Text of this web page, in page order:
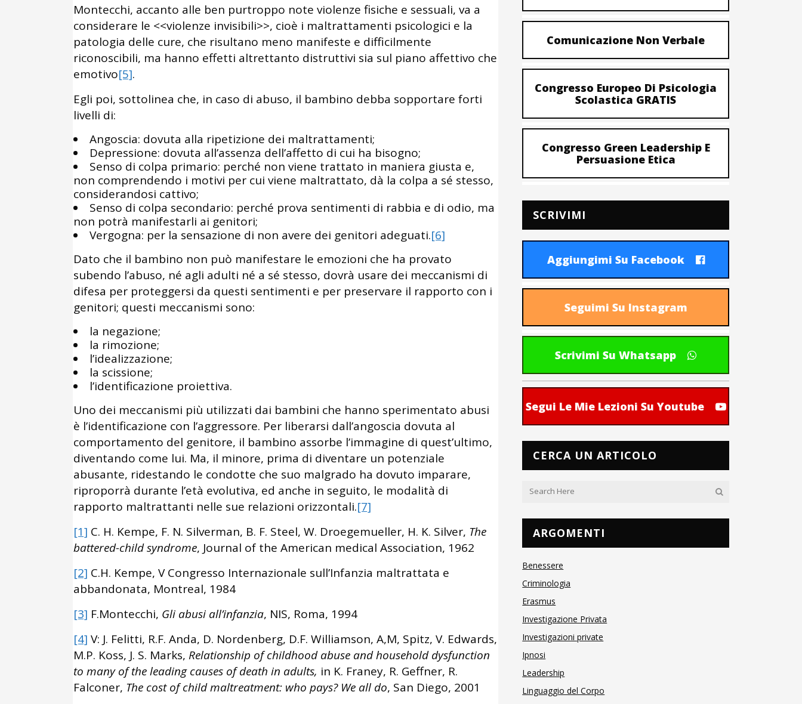
Montecchi, accanto alle ben purtroppo note violenze fisiche e sessuali, va a
considerare le <<violenze invisibili>>, cioè i maltrattamenti psicologici e la
patologia delle cure, che risultano meno manifeste e difficilmente
riconoscibili, ma hanno effetti altrettanto distruttivi sia sul piano affettivo che
emotivo[5].
Egli poi, sottolinea che, in caso di abuso, il bambino debba sopportare forti
livelli di:
Angoscia: dovuta alla ripetizione dei maltrattamenti;
Depressione: dovuta all’assenza dell’affetto di cui ha bisogno;
Senso di colpa primario: perché non viene trattato in maniera giusta e,
non comprendendo i motivi per cui viene maltrattato, dà la colpa a sé stesso,
considerandosi cattivo;
Senso di colpa secondario: perché prova sentimenti di rabbia e di odio, ma
non potrà manifestarli ai genitori;
Vergogna: per la sensazione di non avere dei genitori adeguati.[6]
Dato che il bambino non può manifestare le emozioni che ha provato
subendo l’abuso, né agli adulti né a sé stesso, dovrà usare dei meccanismi di
difesa per proteggersi da questi sentimenti e per preservare il rapporto con i
genitori; questi meccanismi sono:
la negazione;
la rimozione;
l’idealizzazione;
la scissione;
l’identificazione proiettiva.
Uno dei meccanismi più utilizzati dai bambini che hanno sperimentato abusi
è l’identificazione con l’aggressore. Per liberarsi dall’angoscia dovuta al
comportamento del genitore, il bambino assorbe l’immagine di quest’ultimo,
diventando come lui. Ma, il minore, prima di diventare un potenziale
abusante, ridestando le condotte che suo malgrado ha dovuto imparare,
riproporrà durante l’età evolutiva, ed anche in seguito, le modalità di
rapporto maltrattanti nelle sue relazioni orizzontali.[7]
[1] C. H. Kempe, F. N. Silverman, B. F. Steel, W. Droegemueller, H. K. Silver, The
battered-child syndrome, Journal of the American medical Association, 1962
[2] C.H. Kempe, V Congresso Internazionale sull’Infanzia maltrattata e
abbandonata, Montreal, 1984
[3] F.Montecchi, Gli abusi all’infanzia, NIS, Roma, 1994
[4] V: J. Felitti, R.F. Anda, D. Nordenberg, D.F. Williamson, A,M, Spitz, V. Edwards,
M.P. Koss, J. S. Marks, Relationship of childhood abuse and household dysfunction
to many of the leading causes of death in adults, in K. Franey, R. Geffner, R.
Falconer, The cost of child maltreatment: who pays? We all do, San Diego, 2001
Comunicazione Non Verbale
Congresso Europeo Di Psicologia
Scolastica GRATIS
Congresso Green Leadership E
Persuasione Etica
SCRIVIMI
Aggiungimi Su Facebook
Seguimi Su Instagram
Scrivimi Su Whatsapp
Segui Le Mie Lezioni Su Youtube
CERCA UN ARTICOLO
ARGOMENTI
Benessere
Criminologia
Erasmus
Investigazione Privata
Investigazioni private
Ipnosi
Leadership
Linguaggio del Corpo